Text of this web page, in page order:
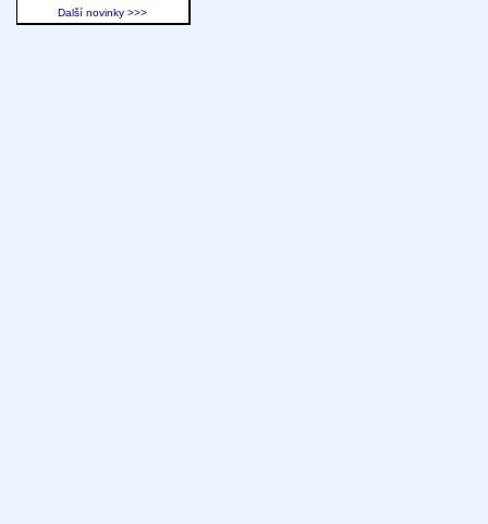
Další novinky >>>